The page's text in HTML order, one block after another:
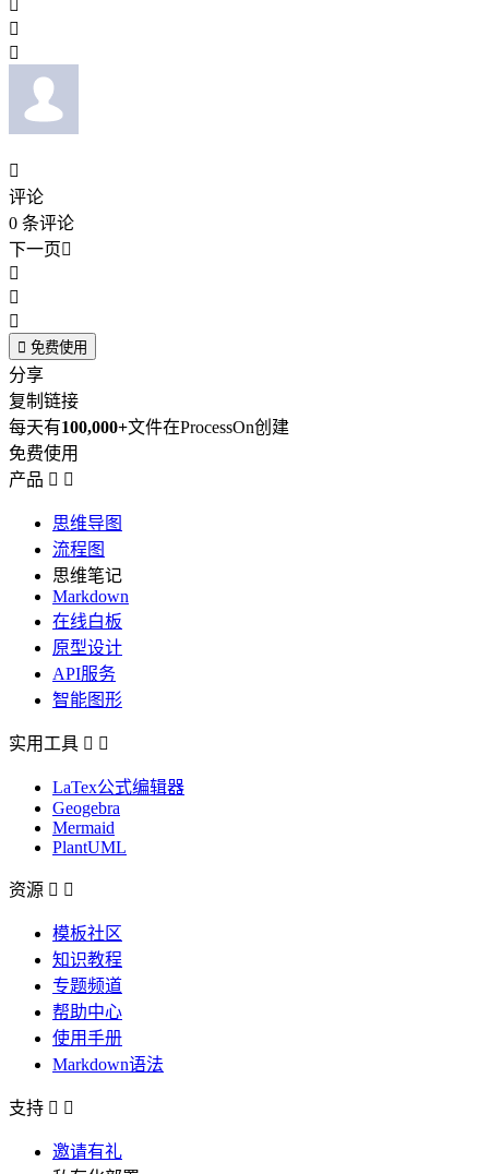



评论
0 条评论
下一页



 免费使用
分享
复制链接
每天有100,000+文件在ProcessOn创建
免费使用
产品  
思维导图
流程图
思维笔记
Markdown
在线白板
原型设计
API服务
智能图形
实用工具  
LaTex公式编辑器
Geogebra
Mermaid
PlantUML
资源  
模板社区
知识教程
专题频道
帮助中心
使用手册
Markdown语法
支持  
邀请有礼